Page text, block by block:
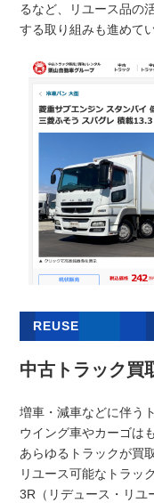
るなど、リユース品の
する取り組みも進めて
REUSE
中古トラック買
増車・減車などに伴う
ウイング車やカーゴは
あらゆるトラックが買
リユース可能なトラッ
3R（リデュース・リユ